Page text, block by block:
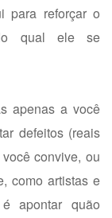
para reforçar o
do qual ele se
apenas a você
defeitos (reais
convive, ou
como artistas e
apontar quão